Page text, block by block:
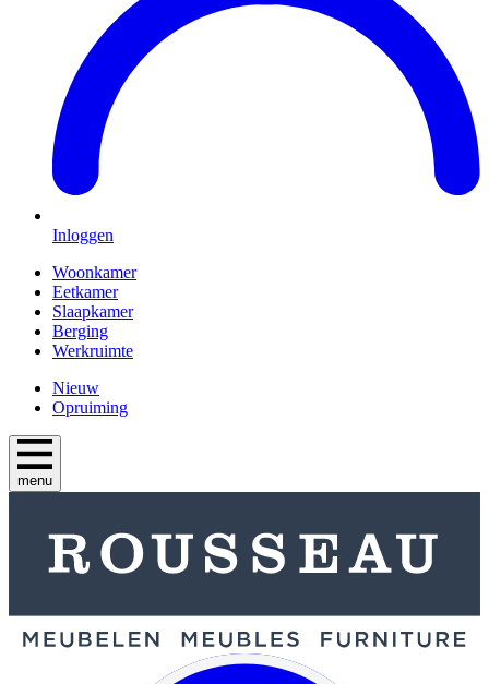
Inloggen
Woonkamer
Eetkamer
Slaapkamer
Berging
Werkruimte
Nieuw
Opruiming
menu